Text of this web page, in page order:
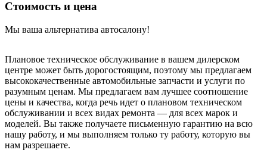
Стоимость и цена
Мы ваша альтернатива автосалону!
Плановое техническое обслуживание в вашем дилерском
центре может быть дорогостоящим, поэтому мы предлагаем
высококачественные автомобильные запчасти и услуги по
разумным ценам. Мы предлагаем вам лучшее соотношение
цены и качества, когда речь идет о плановом техническом
обслуживании и всех видах ремонта — для всех марок и
моделей. Вы также получаете письменную гарантию на всю
нашу работу, и мы выполняем только ту работу, которую вы
нам разрешаете.